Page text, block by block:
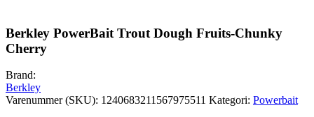
Berkley PowerBait Trout Dough Fruits-Chunky
Cherry
Brand:
Berkley
Varenummer (SKU): 1240683211567975511 Kategori: Powerbait